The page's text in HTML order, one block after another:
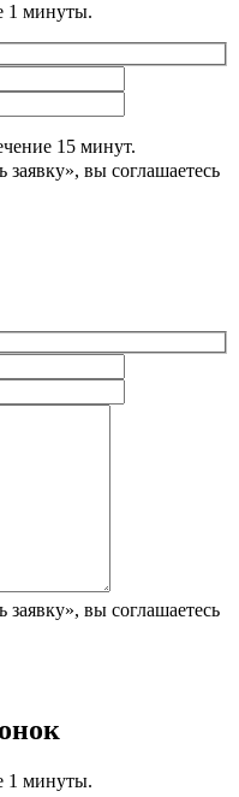
1 минуты.
15 минут.
вы соглашаетесь
вы соглашаетесь
1 минуты.